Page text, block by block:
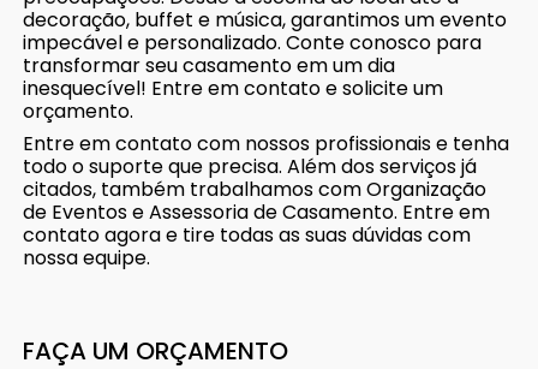
decoração, buffet e música, garantimos um evento
impecável e personalizado. Conte conosco para
transformar seu casamento em um dia
inesquecível! Entre em contato e solicite um
orçamento.
Entre em contato com nossos profissionais e tenha
todo o suporte que precisa. Além dos serviços já
citados, também trabalhamos com Organização
de Eventos e Assessoria de Casamento. Entre em
contato agora e tire todas as suas dúvidas com
nossa equipe.
FAÇA UM ORÇAMENTO